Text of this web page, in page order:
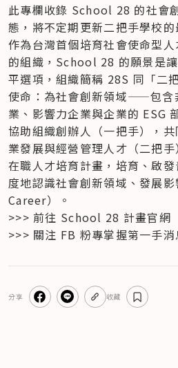
此專欄收錄 School 28 的社會
態，將不定期更新二把手學校的
作為台灣首個培育社會使命型
的組織，School 28 的願景是
平選項，組織簡稱 28S 同「二
使命：為社會創新領域——包含
業、影響力企業與企業的
協助組織創辦人（一把手），
業發展與經營管理人才（二把
在職人才培育計畫，培育、啟
度地認識社會創新領域、發展
Career）。
>>> 前往 School 28 計畫官網
>>> 關注 FB 粉專掌握第一手消
分享 收藏